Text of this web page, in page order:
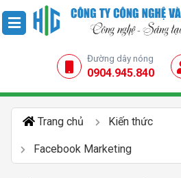
Đường dây nóng
0904.945.840
Trang chủ Kiến thức
Facebook Marketing